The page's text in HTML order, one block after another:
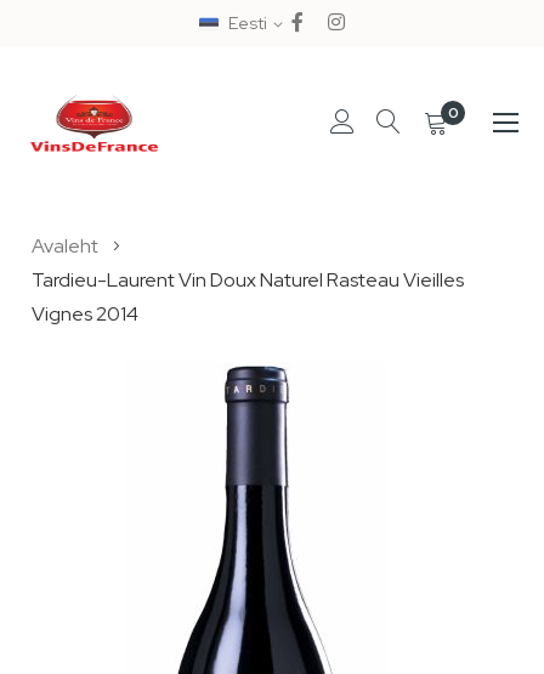
Eesti
0
to
Content
Avaleht
Tardieu-Laurent Vin Doux Naturel Rasteau Vieilles
Vignes 2014